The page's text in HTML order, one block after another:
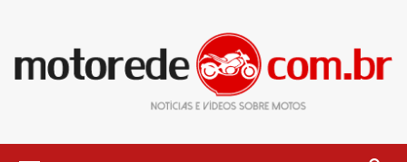
content